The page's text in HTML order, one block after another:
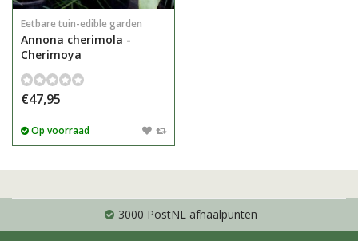
Eetbare tuin-edible garden
Annona cherimola -
Cherimoya
€47,95
Op voorraad
3000 PostNL afhaalpunten